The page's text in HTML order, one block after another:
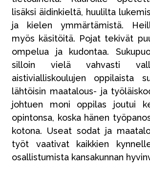
lisäksi äidinkieltä, huulilta
ja kielen ymmärtämistä.
myös käsitöitä. Pojat tekivät
ompelua ja kudontaa.
silloin vielä vahvasti
aistivialliskoulujen oppilaista
lähtöisin maatalous- ja
johtuen moni oppilas joutui
opintonsa, koska hänen
kotona. Useat sodat ja
työt vaativat kaikkien
osallistumista kansakunnan